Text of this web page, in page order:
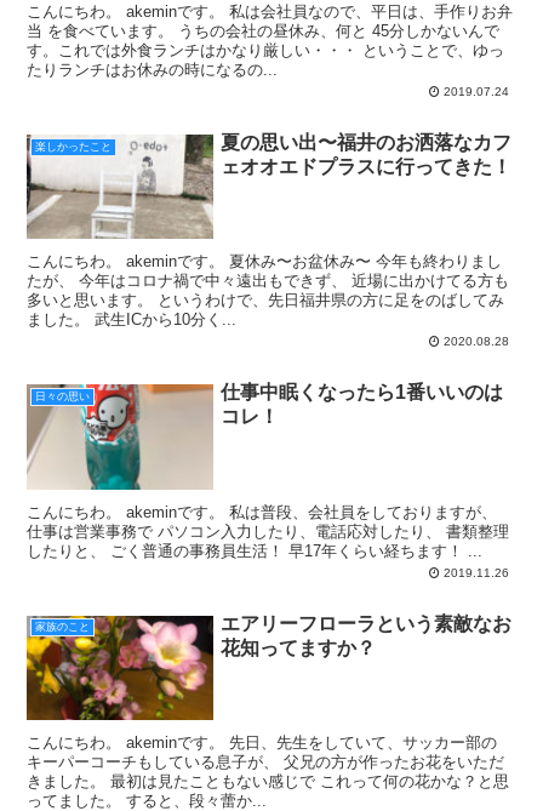
こんにちわ。 akeminです。 私は会社員なので、平日は、手作りお弁
当 を食べています。 うちの会社の昼休み、何と 45分しかないんで
す。これでは外食ランチはかなり厳しい・・・ ということで、ゆっ
たりランチはお休みの時になるの...
2019.07.24
楽しかったこと
夏の思い出〜福井のお洒落なカフ
ェオオエドプラスに行ってきた！
こんにちわ。 akeminです。 夏休み〜お盆休み〜 今年も終わりまし
たが、 今年はコロナ禍で中々遠出もできず、 近場に出かけてる方も
多いと思います。 というわけで、先日福井県の方に足をのばしてみ
ました。 武生ICから10分く...
2020.08.28
日々の思い
仕事中眠くなったら1番いいのは
コレ！
こんにちわ。 akeminです。 私は普段、会社員をしておりますが、
仕事は営業事務で パソコン入力したり、電話応対したり、 書類整理
したりと、 ごく普通の事務員生活！ 早17年くらい経ちます！ ...
2019.11.26
家族のこと
エアリーフローラという素敵なお
花知ってますか？
こんにちわ。 akeminです。 先日、先生をしていて、サッカー部の
キーパーコーチもしている息子が、 父兄の方が作ったお花をいただ
きました。 最初は見たこともない感じで これって何の花かな？と思
ってました。 すると、段々蕾か...